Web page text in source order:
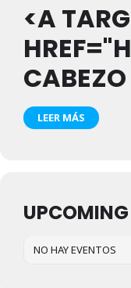
<A
LEER MÁS
NO HAY EVENTOS